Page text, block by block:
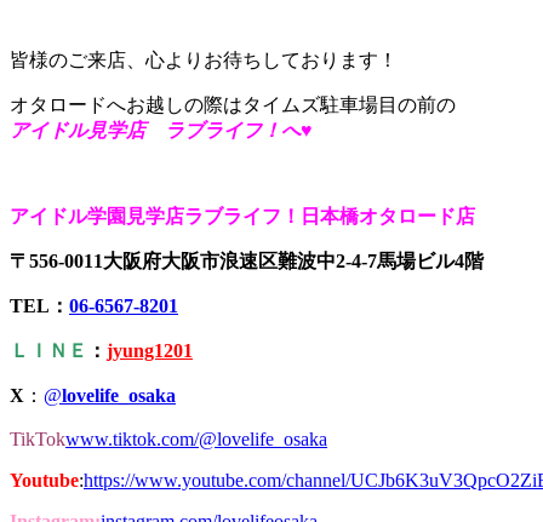
皆様のご来店、心よりお待ちしております！
オタロードへお越しの際はタイムズ駐車場目の前の
アイドル見学店 ラブライフ！へ♥
アイドル学園見学店ラブライフ！日本橋オタロード店
〒556-0011大阪府大阪市浪速区難波中2-4-7馬場ビル4階
TEL： 06-6567-8201
ＬＩＮＥ ： jyung1201
X ： @lovelife_osaka
TikTokwww.tiktok.com/@lovelife_osaka
Youtube:https://www.youtube.com/channel/